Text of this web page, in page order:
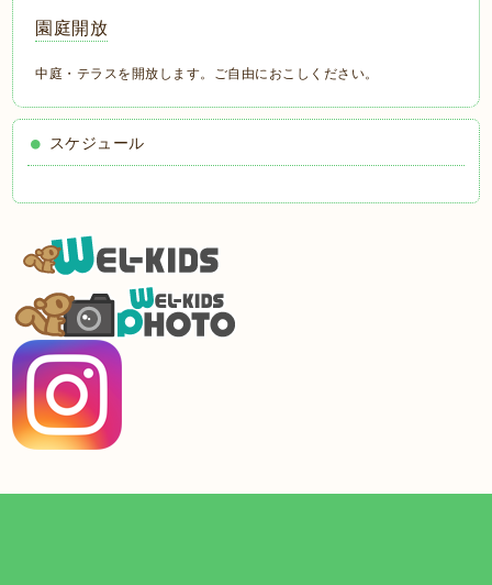
園庭開放
中庭・テラスを開放します。ご自由におこしください。
スケジュール